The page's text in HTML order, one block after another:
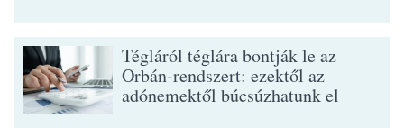
Tégláról téglára bontják le az
Orbán-rendszert: ezektől az
adónemektől búcsúzhatunk el